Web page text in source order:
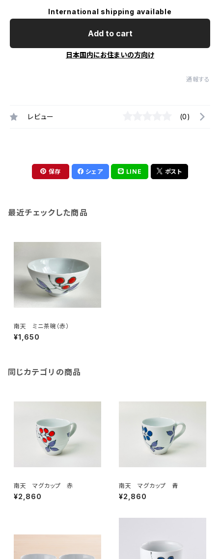
International shipping available
Add to cart
日本国内にお住まいの方向け
通報する
レビュー (0)
保存 シェア LINE ポスト
最近チェックした商品
南天 ミニ茶碗（赤）
¥1,650
同じカテゴリの商品
南天 マグカップ 赤
¥2,860
南天 マグカップ 青
¥2,860